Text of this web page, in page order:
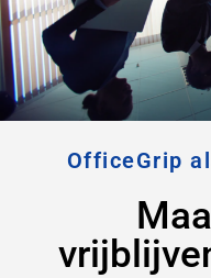
OfficeGrip